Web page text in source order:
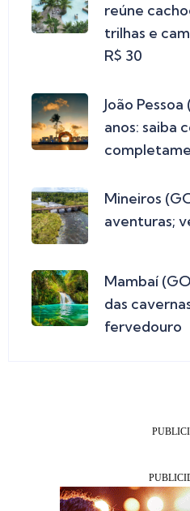
reúne
trilhas e
R$ 30
João
anos: saiba
Mineiros
aventuras;
Mambaí
das
fervedouro